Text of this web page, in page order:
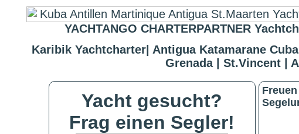
YACHTANGO CHARTERPARTNER
Karibik Yachtcharter| Antigua Katamarane
Grenada | St.Vincent |
Yacht gesucht?
Frag einen Segler!